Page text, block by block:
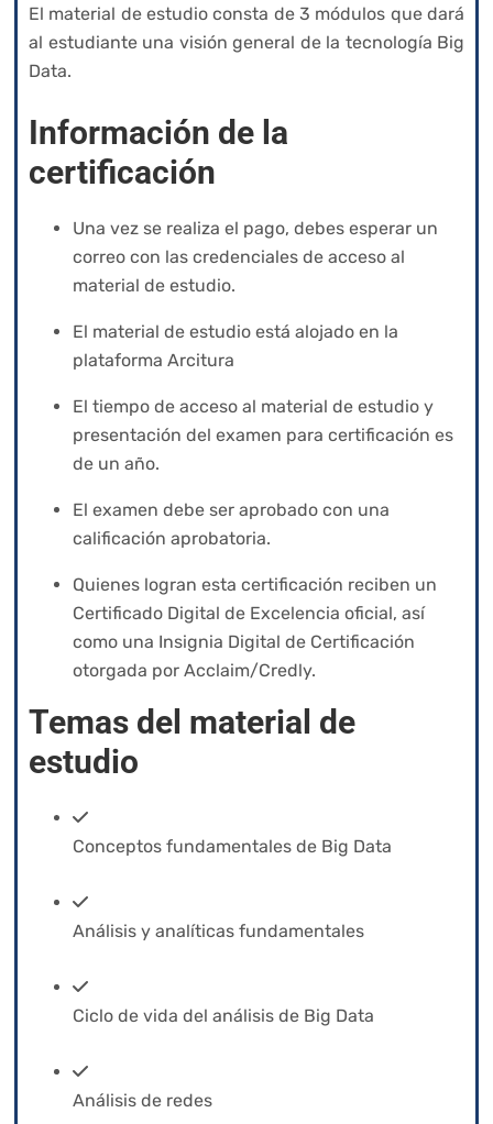
El material de estudio consta de 3 módulos que dará
al estudiante una visión general de la tecnología Big
Data.
Información de la
certificación
Una vez se realiza el pago, debes esperar un
correo con las credenciales de acceso al
material de estudio.
El material de estudio está alojado en la
plataforma Arcitura
El tiempo de acceso al material de estudio y
presentación del examen para certificación es
de un año.
El examen debe ser aprobado con una
calificación aprobatoria.
Quienes logran esta certificación reciben un
Certificado Digital de Excelencia oficial, así
como una Insignia Digital de Certificación
otorgada por Acclaim/Credly.
Temas del material de
estudio
Conceptos fundamentales de Big Data
Análisis y analíticas fundamentales
Ciclo de vida del análisis de Big Data
Análisis de redes